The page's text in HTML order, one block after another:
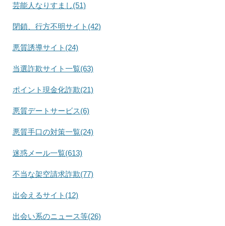
芸能人なりすまし(51)
閉鎖、行方不明サイト(42)
悪質誘導サイト(24)
当選詐欺サイト一覧(63)
ポイント現金化詐欺(21)
悪質デートサービス(6)
悪質手口の対策一覧(24)
迷惑メール一覧(613)
不当な架空請求詐欺(77)
出会えるサイト(12)
出会い系のニュース等(26)